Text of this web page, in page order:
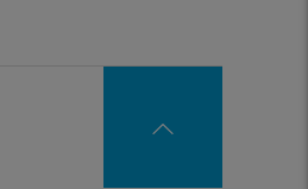
XIII Edición (2020)